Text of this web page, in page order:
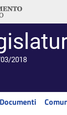
2018
Documenti